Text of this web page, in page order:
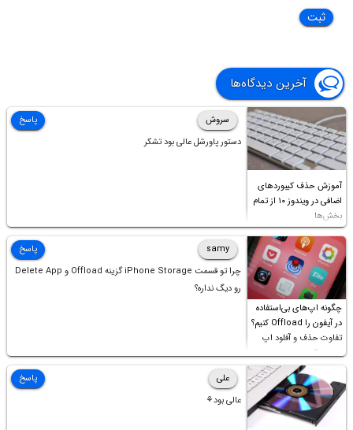
آخرین دیدگاه‌ها
آموزش حذف کیبوردهای
اضافی در ویندوز ۱۰ از تمام
بخش‌ها
سروش
دستور پاورشل عالی بود تشکر
پاسخ
چگونه اپ‌های بی‌استفاده
در آیفون را Offload کنیم؟
تفاوت حذف و آفلود اپ
چیست؟
samy
چرا تو قسمت iPhone Storage گزینه Offload و Delete App
رو دیگ نداره؟
پاسخ
علی
عالی بود⚘
پاسخ